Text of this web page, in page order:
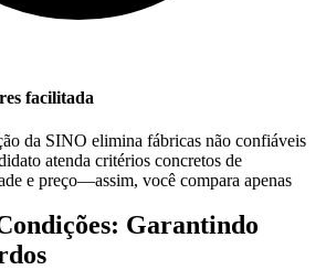
facilitada
da SINO elimina fábricas não confiáveis
atenda critérios concretos de
e preço—assim, você compara apenas
Garantindo